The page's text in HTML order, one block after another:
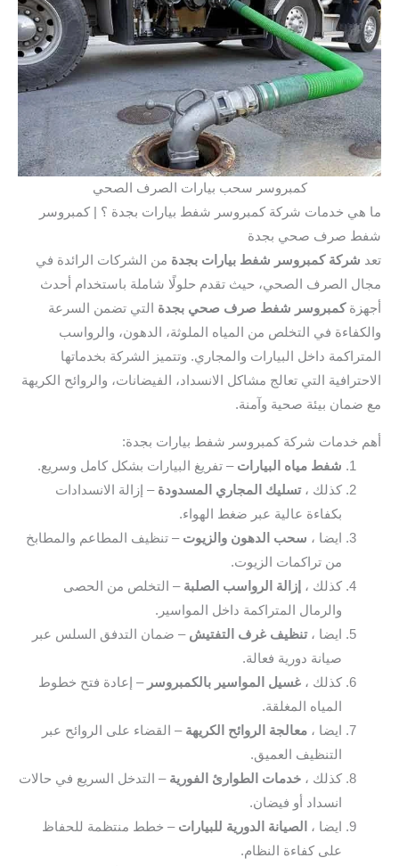
كمبروسر سحب بيارات الصرف الصحي
خدمات شركة كمبروسر شفط بيارات بجدة ؟ | كمبروسر
صرف صحي بجدة
شركة كمبروسر شفط بيارات بجدةمن الشركات الرائدة في
الصرف الصحي، حيث تقدم حلولًا شاملة باستخدام أحدث
كمبروسر شفط صرف صحي بجدةالتي تضمن السرعة
في التخلص من المياه الملوثة، الدهون، والرواسب
داخل البيارات والمجاري. وتتميز الشركة بخدماتها
التي تعالج مشاكل الانسداد، الفيضانات، والروائح الكريهة
بيئة صحية وآمنة.
خدمات شركة كمبروسر شفط بيارات بجدة:
شفط مياه البيارات– تفريغ البيارات بشكل كامل وسريع.
كذلك ،تسليك المجاري المسدودة– إزالة الانسدادات
بكفاءة عالية عبر ضغط الهواء.
ايضا ، سحب الدهون والزيوت – تنظيف المطاعم والمطابخ
من تراكمات الزيوت.
كذلك ،إزالة الرواسب الصلبة
– التخلص من الحصى
والرمال المتراكمة داخل المواسير.
ايضا ، تنظيف غرف التفتيش– ضمان التدفق السلس عبر
صيانة دورية فعالة.
كذلك ،غسيل المواسير بالكمبروسر– إعادة فتح خطوط
المياه المغلقة.
ايضا ، معالجة الروائح الكريهة– القضاء على الروائح عبر
التنظيف العميق.
كذلك ،خدمات الطوارئ الفورية– التدخل السريع في حالات
انسداد أو فيضان.
ايضا ، الصيانة الدورية للبيارات– خطط منتظمة للحفاظ
على كفاءة النظام.